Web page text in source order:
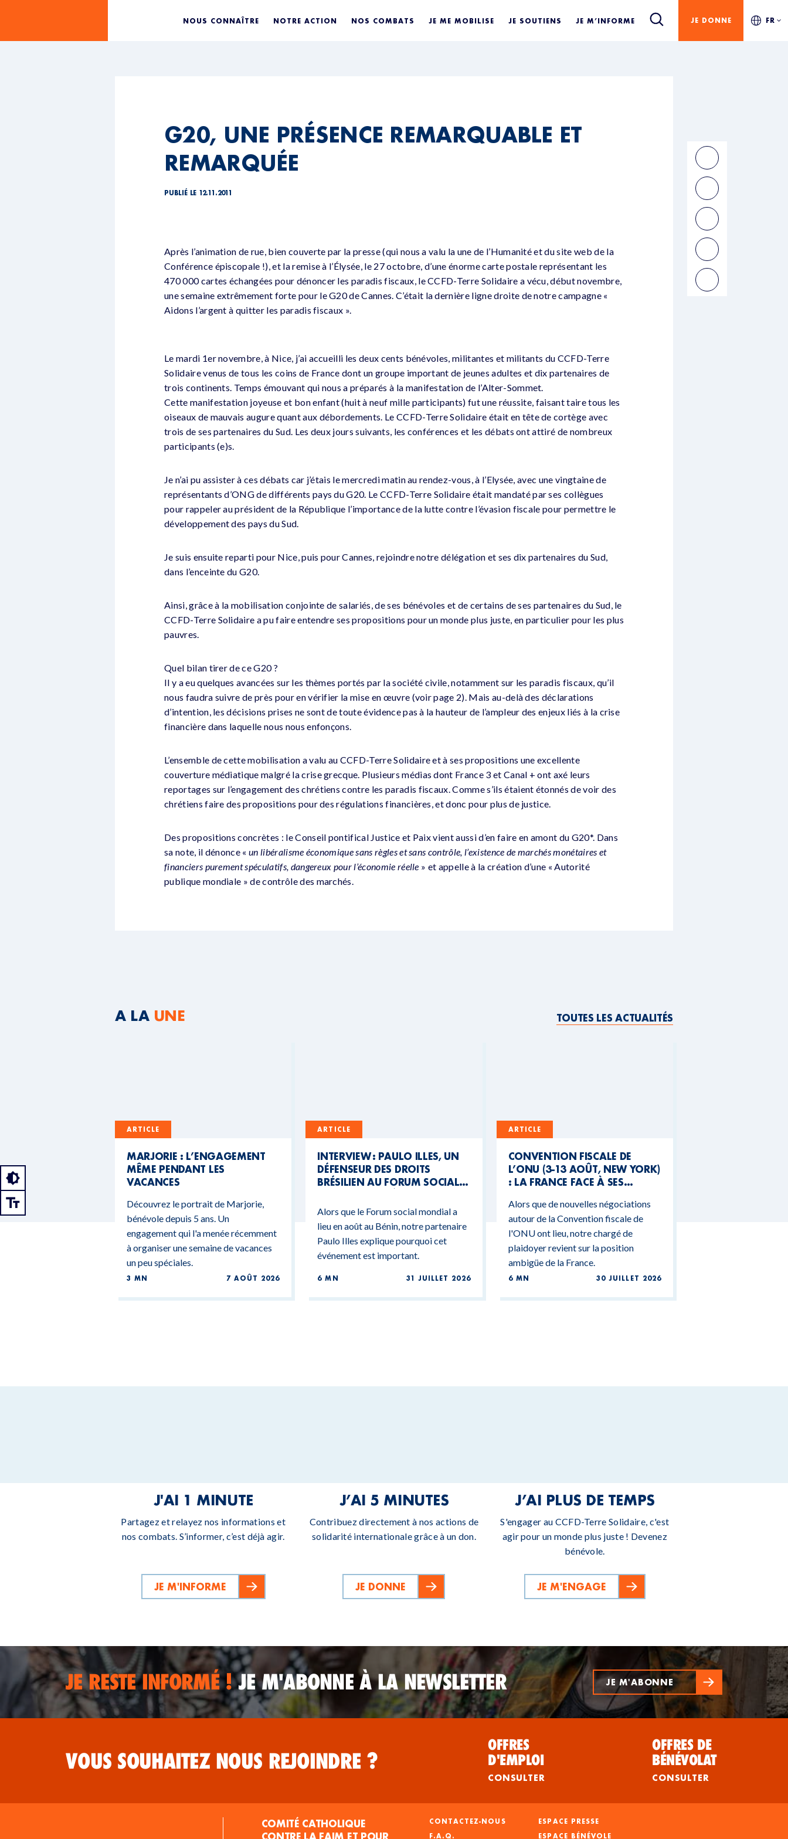
NOUS CONNAÎTRE NOTRE ACTION NOS COMBATS JE ME MOBILISE JE SOUTIENS JE M’INFORME JE DONNE FR
G20, UNE PRÉSENCE REMARQUABLE ET
REMARQUÉE
PUBLIÉ LE 12.11.2011
Après l’animation de rue, bien couverte par la presse (qui nous a valu la une de l’Humanité et du site web de la
Conférence épiscopale !), et la remise à l’Élysée, le 27 octobre, d’une énorme carte postale représentant les
470 000 cartes échangées pour dénoncer les paradis fiscaux, le CCFD-Terre Solidaire a vécu, début novembre,
une semaine extrêmement forte pour le G20 de Cannes. C’était la dernière ligne droite de notre campagne «
Aidons l’argent à quitter les paradis fiscaux ».
Le mardi 1er novembre, à Nice, j’ai accueilli les deux cents bénévoles, militantes et militants du CCFD-Terre
Solidaire venus de tous les coins de France dont un groupe important de jeunes adultes et dix partenaires de
trois continents. Temps émouvant qui nous a préparés à la manifestation de l’Alter-Sommet.
Cette manifestation joyeuse et bon enfant (huit à neuf mille participants) fut une réussite, faisant taire tous les
oiseaux de mauvais augure quant aux débordements. Le CCFD-Terre Solidaire était en tête de cortège avec
trois de ses partenaires du Sud. Les deux jours suivants, les conférences et les débats ont attiré de nombreux
participants (e)s.
Je n’ai pu assister à ces débats car j’étais le mercredi matin au rendez-vous, à l’Elysée, avec une vingtaine de
représentants d’ONG de différents pays du G20. Le CCFD-Terre Solidaire était mandaté par ses collègues
pour rappeler au président de la République l’importance de la lutte contre l’évasion fiscale pour permettre le
développement des pays du Sud.
Je suis ensuite reparti pour Nice, puis pour Cannes, rejoindre notre délégation et ses dix partenaires du Sud,
dans l’enceinte du G20.
Ainsi, grâce à la mobilisation conjointe de salariés, de ses bénévoles et de certains de ses partenaires du Sud, le
CCFD-Terre Solidaire a pu faire entendre ses propositions pour un monde plus juste, en particulier pour les plus
pauvres.
Quel bilan tirer de ce G20 ?
Il y a eu quelques avancées sur les thèmes portés par la société civile, notamment sur les paradis fiscaux, qu’il
nous faudra suivre de près pour en vérifier la mise en œuvre (voir page 2). Mais au-delà des déclarations
d’intention, les décisions prises ne sont de toute évidence pas à la hauteur de l’ampleur des enjeux liés à la crise
financière dans laquelle nous nous enfonçons.
L’ensemble de cette mobilisation a valu au CCFD-Terre Solidaire et à ses propositions une excellente
couverture médiatique malgré la crise grecque. Plusieurs médias dont France 3 et Canal + ont axé leurs
reportages sur l’engagement des chrétiens contre les paradis fiscaux. Comme s’ils étaient étonnés de voir des
chrétiens faire des propositions pour des régulations financières, et donc pour plus de justice.
Des propositions concrètes : le Conseil pontifical Justice et Paix vient aussi d’en faire en amont du G20*. Dans
sa note, il dénonce «un libéralisme économique sans règles et sans contrôle, l’existence de marchés monétaires et
financiers purement spéculatifs, dangereux pour l’économie réelle » et appelle à la création d’une « Autorité
publique mondiale » de contrôle des marchés.
A LA UNE TOUTES LES ACTUALITÉS
ARTICLE
MARJORIE : L’ENGAGEMENT
MÊME PENDANT LES
VACANCES
Découvrez le portrait de Marjorie,
bénévole depuis 5 ans. Un
engagement qui l'a menée récemment
à organiser une semaine de vacances
un peu spéciales.
3 MN 7 AOÛT 2026
ARTICLE
INTERVIEW : PAULO ILLES, UN
DÉFENSEUR DES DROITS
BRÉSILIEN AU FORUM SOCIAL
Alors que le Forum social mondial a
lieu en août au Bénin, notre partenaire
Paulo Illes explique pourquoi cet
événement est important.
6 MN 31 JUILLET 2026
ARTICLE
CONVENTION FISCALE DE
L’ONU (3-13 AOÛT, NEW YORK)
: LA FRANCE FACE À SES
BUDGÉTAIRES
Alors que de nouvelles négociations
autour de la Convention fiscale de
l'ONU ont lieu, notre chargé de
plaidoyer revient sur la position
ambigüe de la France.
6 MN 30 JUILLET 2026
J'AI 1 MINUTE
Partagez et relayez nos informations et
nos combats. S’informer, c’est déjà agir.
JE M'INFORME
J’AI 5 MINUTES
Contribuez directement à nos actions de
solidarité internationale grâce à un don.
JE DONNE
J’AI PLUS DE TEMPS
S'engager au CCFD-Terre Solidaire, c'est
agir pour un monde plus juste ! Devenez
bénévole.
JE M'ENGAGE
JE RESTE INFORMÉ !JE M'ABONNE À LA NEWSLETTER JE M'ABONNE
VOUS SOUHAITEZ NOUS REJOINDRE ?
OFFRES
D'EMPLOI
CONSULTER
OFFRES DE
BÉNÉVOLAT
CONSULTER
COMITÉ CATHOLIQUE
CONTACTEZ-NOUS
F.A.Q.
ESPACE PRESSE
ESPACE BÉNÉVOLE